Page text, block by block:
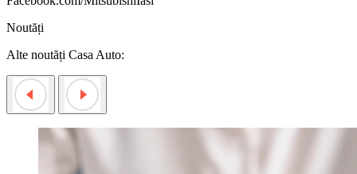
Noutăți
Alte noutăți Casa Auto: